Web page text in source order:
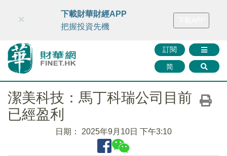
財華智庫網 FINTV FINMETA 財華證券 媒體矩陣
訂閱
简
×
下載財華財經APP
把握投資先機
潔美科技：馬丁科瑞公司目前
已經盈利
日期： 2025年9月10日 下午3:10